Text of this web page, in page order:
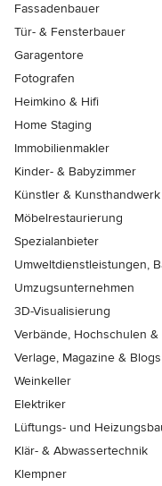
Fassadenbauer
Tür- & Fensterbauer
Garagentore
Fotografen
Heimkino & Hifi
Home Staging
Immobilienmakler
Kinder- & Babyzimmer
Künstler & Kunsthandwerk
Möbelrestaurierung
Spezialanbieter
Umweltdienstleistungen,
Umzugsunternehmen
3D-Visualisierung
Verbände, Hochschulen
Verlage, Magazine & Blogs
Weinkeller
Elektriker
Lüftungs- und
Klär- & Abwassertechnik
Klempner